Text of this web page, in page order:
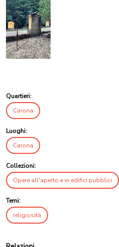
Quartieri:
Carona
Luoghi:
Carona
Collezioni:
Opere all'aperto e in edifici pubblici
Temi:
religiosità